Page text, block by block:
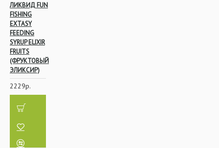
Стопора и Крепления
ЛИКВИД FUN
FISHING
EXTASY
FEEDING
SYRUP ELIXIR
FRUITS
(ФРУКТОВЫЙ
ЭЛИКСИР)
2229р.